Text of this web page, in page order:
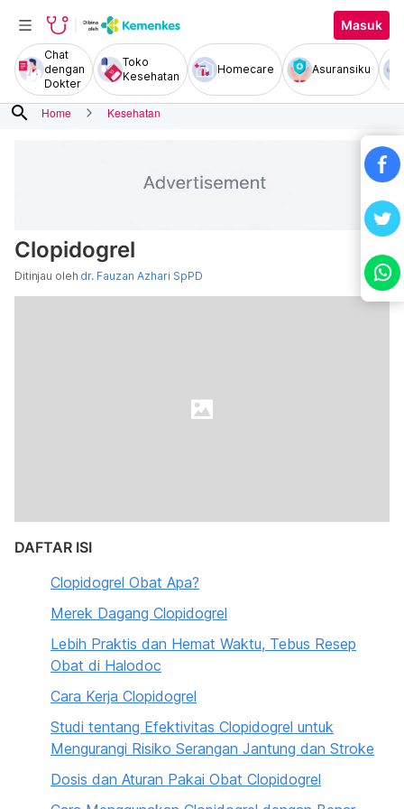
Masuk
Chat
dengan
Dokter
Toko
Kesehatan
Homecare Asuransiku
search Home Kesehatan
Clopidogrel
Ditinjau oleh dr. Fauzan Azhari SpPD
DAFTAR ISI
Clopidogrel Obat Apa?
Merek Dagang Clopidogrel
Lebih Praktis dan Hemat Waktu, Tebus Resep
Obat di Halodoc
Cara Kerja Clopidogrel
Studi tentang Efektivitas Clopidogrel untuk
Mengurangi Risiko Serangan Jantung dan Stroke
Dosis dan Aturan Pakai Obat Clopidogrel